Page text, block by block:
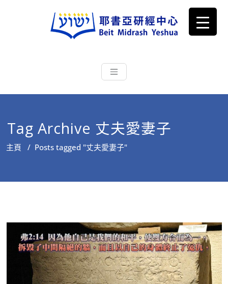
耶書亞研經中心
根源明白聖經，成為更好的門徒
Tag Archive 丈夫愛妻子
主頁 / Posts tagged "丈夫愛妻子"